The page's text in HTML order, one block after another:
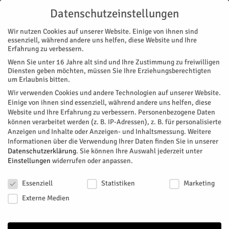
Start Stadtteile Jülich Die Natur vermitteln
STADTTEILE JÜLICH
Die Natur vermitteln
Raus in die Natur, die frische Luft genießen und einfach mal
entspannen – oder einiges über die Natur lernen. Das Grüne
Klassenzimmer im Brückenkopf-Park macht es möglich.
Hören, Tasten, Sehen, Riechen: Ein erlebnisorientierter
Unterricht. Damit die Natur weiterhin vielen Kindern im Park
Datenschutzeinstellungen
Wir nutzen Cookies auf unserer Website. Einige von ihnen sind
essenziell, während andere uns helfen, diese Website und Ihre
Erfahrung zu verbessern.
Wenn Sie unter 16 Jahre alt sind und Ihre Zustimmung zu freiwilligen
Diensten geben möchten, müssen Sie Ihre Erziehungsberechtigten
um Erlaubnis bitten.
Wir verwenden Cookies und andere Technologien auf unserer Website.
Einige von ihnen sind essenziell, während andere uns helfen, diese
Website und Ihre Erfahrung zu verbessern. Personenbezogene Daten
können verarbeitet werden (z. B. IP-Adressen), z. B. für personalisierte
Anzeigen und Inhalte oder Anzeigen- und Inhaltsmessung. Weitere
Informationen über die Verwendung Ihrer Daten finden Sie in unserer
Datenschutzerklärung. Sie können Ihre Auswahl jederzeit unter
Einstellungen widerrufen oder anpassen.
Essenziell
Statistiken
Marketing
Externe Medien